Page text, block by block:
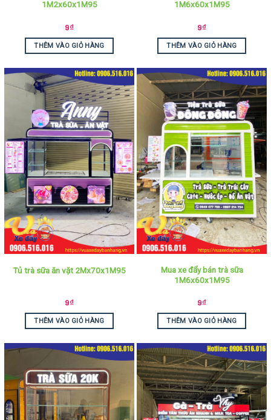
1M2x60x1M95
9₫
THÊM VÀO GIỎ HÀNG
1M6x60x1M95
9₫
THÊM VÀO GIỎ HÀNG
Tủ trà sữa ăn vặt 2Mx70x1M95
9₫
THÊM VÀO GIỎ HÀNG
Mua xe đẩy bán trà sữa
1M6x60x1M95
9₫
THÊM VÀO GIỎ HÀNG